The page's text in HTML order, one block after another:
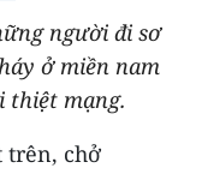
người đi sơ
ở miền nam
thiệt mạng.
trên, chở